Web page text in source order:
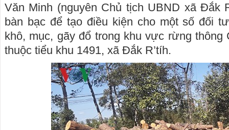
Văn Minh (nguyên Chủ tịch UBND xã Đắk
bàn bạc để tạo điều kiện cho một số đối
khô, mục, gãy đổ trong khu vực rừng thông
thuộc tiểu khu 1491, xã Đắk R’tíh.